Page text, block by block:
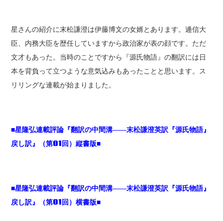
星さんの紹介に末松謙澄は伊藤博文の女婿とあります。逓信大
臣、内務大臣を歴任していますから政治家が表の顔です。ただ
文才もあった。当時のことですから『源氏物語』の翻訳には日
本を背負って立つような意気込みもあったことと思います。ス
リリングな連載が始まりました。
■星隆弘連載評論『翻訳の中間溝――末松謙澄英訳『源氏物語』
戻し訳』（第01回）縦書版■
■星隆弘連載評論『翻訳の中間溝――末松謙澄英訳『源氏物語』
戻し訳』（第01回）横書版■